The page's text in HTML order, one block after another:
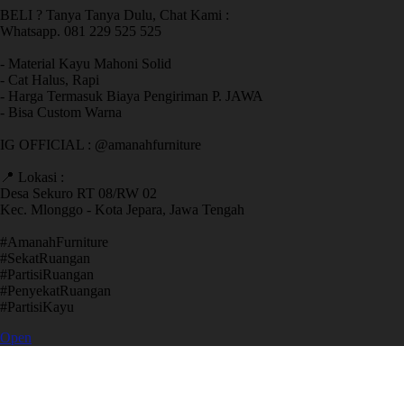
BELI ? Tanya Tanya Dulu, Chat Kami :
Whatsapp. 081 229 525 525
- Material Kayu Mahoni Solid
- Cat Halus, Rapi
- Harga Termasuk Biaya Pengiriman P. JAWA
- Bisa Custom Warna
IG OFFICIAL : @amanahfurniture
📍 Lokasi :
Desa Sekuro RT 08/RW 02
Kec. Mlonggo - Kota Jepara, Jawa Tengah
​#AmanahFurniture
​#SekatRuangan
​#PartisiRuangan
​#PenyekatRuangan
​#PartisiKayu
Open